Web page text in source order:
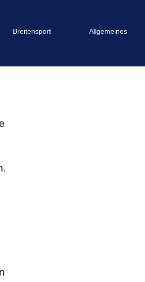
Breitensport Allgemeines